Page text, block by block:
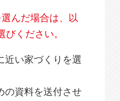
んだ場合は、以
ください。
近い家づくりを選
の資料を送付させ